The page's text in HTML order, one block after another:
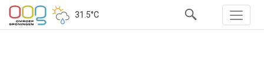
31.5°C